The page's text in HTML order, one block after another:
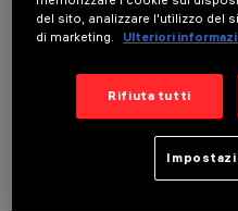
DATI TECNICI
ULTIMO AGGIORNAMENTO: 06/
del sito, analizzare l'utilizzo del
di marketing.
Ulteriori
Rifiuta tutti